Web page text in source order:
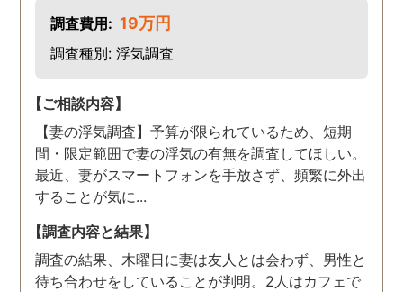
調査費用: 19万円
調査種別: 浮気調査
【ご相談内容】
【妻の浮気調査】予算が限られているため、短期
間・限定範囲で妻の浮気の有無を調査してほしい。
最近、妻がスマートフォンを手放さず、頻繁に外出
することが気に...
【調査内容と結果】
調査の結果、木曜日に妻は友人とは会わず、男性と
待ち合わせをしていることが判明。2人はカフェで